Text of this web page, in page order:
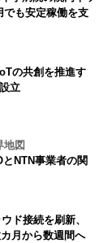
でも安定稼働を支
の共創を推進す
立
地図
NTN事業者の関
ド接続を刷新、
月から数週間へ